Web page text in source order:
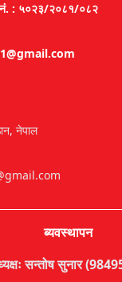
नं. : ५०२३/२०८१/०८२
नेपाल
ब्यवस्थापन
सन्तोष सुनार